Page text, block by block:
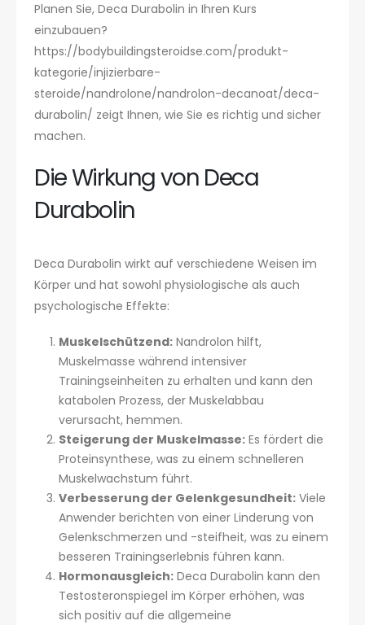
Planen Sie, Deca Durabolin in Ihren Kurs
einzubauen?
https://bodybuildingsteroidse.com/produkt-
kategorie/injizierbare-
steroide/nandrolone/nandrolon-decanoat/deca-
durabolin/ zeigt Ihnen, wie Sie es richtig und sicher
machen.
Die Wirkung von Deca
Durabolin
Deca Durabolin wirkt auf verschiedene Weisen im
Körper und hat sowohl physiologische als auch
psychologische Effekte:
Muskelschützend:Nandrolon hilft,
Muskelmasse während intensiver
Trainingseinheiten zu erhalten und kann den
katabolen Prozess, der Muskelabbau
verursacht, hemmen.
Steigerung der Muskelmasse:Es fördert die
Proteinsynthese, was zu einem schnelleren
Muskelwachstum führt.
Verbesserung der Gelenkgesundheit:Viele
Anwender berichten von einer Linderung von
Gelenkschmerzen und -steifheit, was zu einem
besseren Trainingserlebnis führen kann.
Hormonausgleich:Deca Durabolin kann den
Testosteronspiegel im Körper erhöhen, was
sich positiv auf die allgemeine